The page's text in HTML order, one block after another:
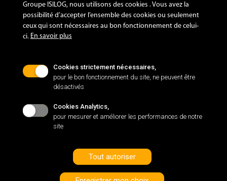
Catégorie d'événements:
Horizontal
Nos sites web : www.isilog.fr www.isiware.fr
Groupe ISILOG, nous utilisons des cookies . Vous avez la
possibilité d’accepter l’ensemble des cookies ou seulement
ceux qui sont nécessaires au bon fonctionnement de celui-
ci. En savoir plus
Cookies strictement nécessaires,
pour le bon fonctionnement du site, ne peuvent être
désactivés
Cookies Analytics,
pour mesurer et améliorer les performances de notre
site
Tout autoriser